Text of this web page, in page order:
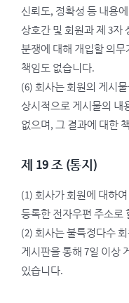
신뢰도, 정확성 등 내용
상호간 및 회원과 제 3자
분쟁에 대해 개입할 의
책임도 없습니다.
(6) 회사는 회원의 게시
상시적으로 게시물의 내
없으며, 그 결과에 대한
제 19 조 (통지)
(1) 회사가 회원에 대하
등록한 전자우편 주소로
(2) 회사는 불특정다수
게시판을 통해 7일 이상
있습니다.